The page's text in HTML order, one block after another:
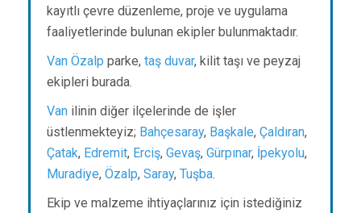
kayıtlı çevre düzenleme, proje ve uygulama
faaliyetlerinde bulunan ekipler bulunmaktadır.
Van Özalp parke, taş duvar, kilit taşı ve peyzaj
ekipleri burada.
Van ilinin diğer ilçelerinde de işler
üstlenmekteyiz; Bahçesaray, Başkale, Çaldıran,
Çatak, Edremit, Erciş, Gevaş, Gürpınar, İpekyolu,
Muradiye, Özalp, Saray, Tuşba.
Ekip ve malzeme ihtiyaçlarınız için istediğiniz